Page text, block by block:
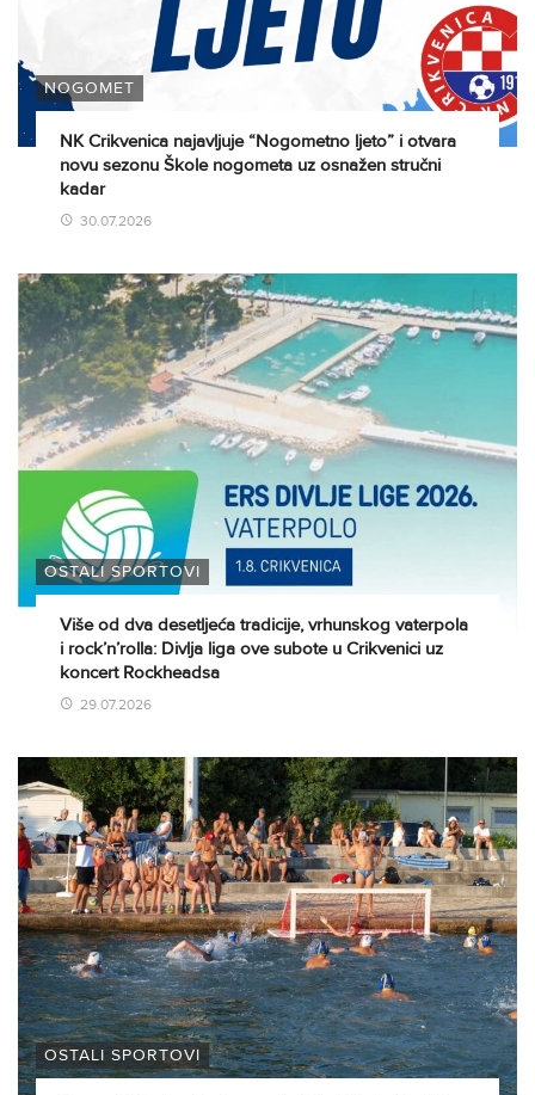
NOGOMET
NK Crikvenica najavljuje “Nogometno ljeto” i otvara
novu sezonu Škole nogometa uz osnažen stručni
kadar
30.07.2026
OSTALI SPORTOVI
Više od dva desetljeća tradicije, vrhunskog vaterpola
i rock’n’rolla: Divlja liga ove subote u Crikvenici uz
koncert Rockheadsa
29.07.2026
OSTALI SPORTOVI